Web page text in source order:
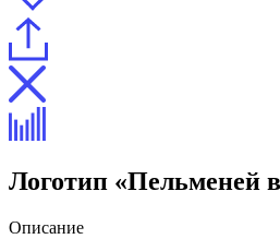
Логотип «Пельменей
Описание